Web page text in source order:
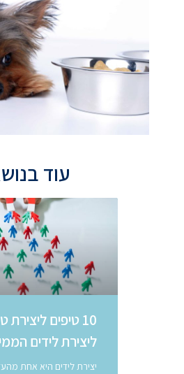
עוד
10 טיפים
ליצירת לידים
יצירת לידים היא אחת